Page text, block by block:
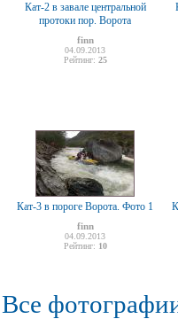
Кат-2 в завале центральной
протоки пор. Ворота
finn
04.09.2013
Рейтинг: 25
Кат-3 в пороге Ворота. Фото 1
finn
04.09.2013
Рейтинг: 10
Все